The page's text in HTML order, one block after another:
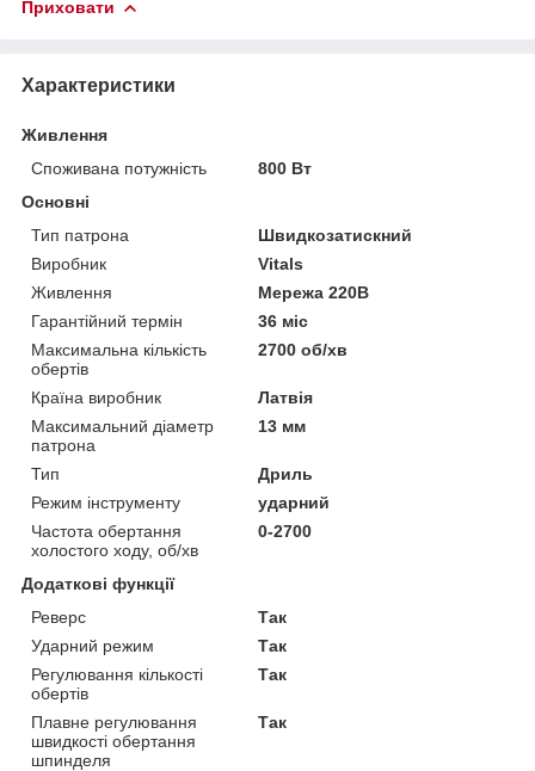
Приховати
Характеристики
Живлення
Споживана потужність
800 Вт
Основні
Тип патрона
Швидкозатискний
Виробник
Vitals
Живлення
Мережа 220В
Гарантійний термін
36 міс
Максимальна кількість
обертів
2700 об/хв
Країна виробник
Латвія
Максимальний діаметр
патрона
13 мм
Тип
Дриль
Режим інструменту
ударний
Частота обертання
холостого ходу, об/хв
0-2700
Додаткові функції
Реверс
Так
Ударний режим
Так
Регулювання кількості
обертів
Так
Плавне регулювання
швидкості обертання
шпинделя
Так